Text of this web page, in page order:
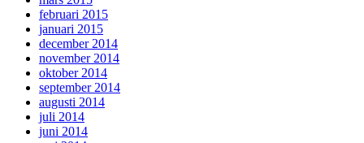
februari 2015
januari 2015
december 2014
november 2014
oktober 2014
september 2014
augusti 2014
juli 2014
juni 2014